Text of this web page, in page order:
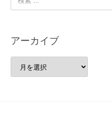
アーカイブ
ー